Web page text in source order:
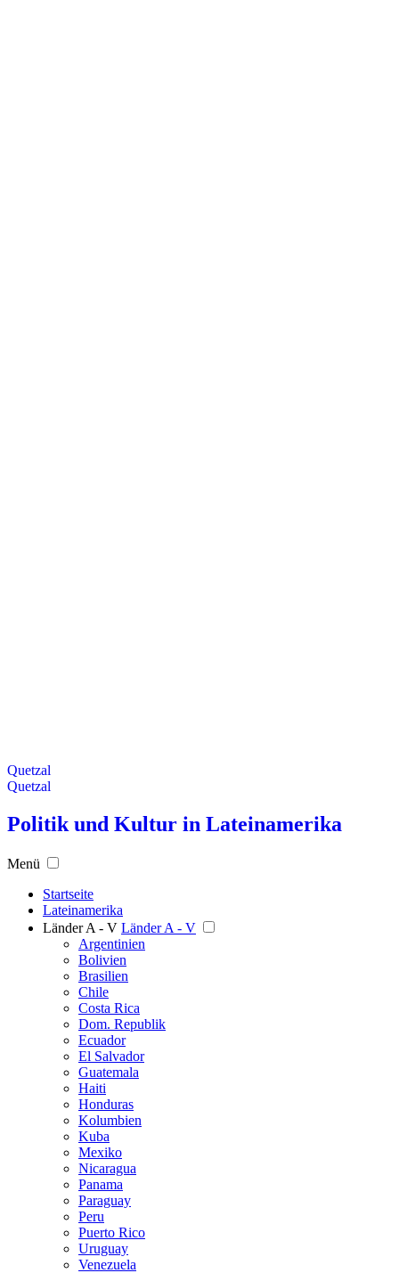
Quetzal
Quetzal
Politik und Kultur in Lateinamerika
Menü
Startseite
Lateinamerika
Länder A - V Länder A - V
Argentinien
Bolivien
Brasilien
Chile
Costa Rica
Dom. Republik
Ecuador
El Salvador
Guatemala
Haiti
Honduras
Kolumbien
Kuba
Mexiko
Nicaragua
Panama
Paraguay
Peru
Puerto Rico
Uruguay
Venezuela